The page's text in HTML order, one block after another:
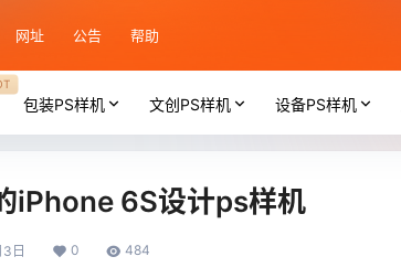
网址 公告 帮助
包装PS样机 文创PS样机 设备PS样机
iPhone 6S设计ps样机
日 0 484